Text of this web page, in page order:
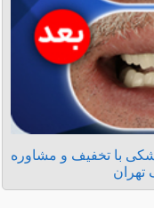
با تخفیف و مشاوره
تهران